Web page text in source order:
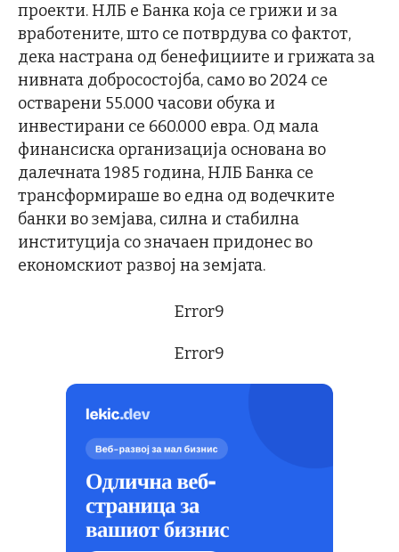
проекти. НЛБ е Банка која се грижи и за
вработените, што се потврдува со фактот,
дека настрана од бенефициите и грижата за
нивната добросостојба, само во 2024 се
остварени 55.000 часови обука и
инвестирани се 660.000 евра. Од мала
финансиска организација основана во
далечната 1985 година, НЛБ Банка се
трансформираше во една од водечките
банки во земјава, силна и стабилна
институција со значаен придонес во
економскиот развој на земјата.
Error9
Error9